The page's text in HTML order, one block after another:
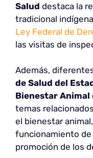
Salud destaca la
tradicional
Ley Federal de
las visitas de
Además,
de Salud del
Bienestar Animal
temas
el bienestar
funcionamiento de
promoción de los